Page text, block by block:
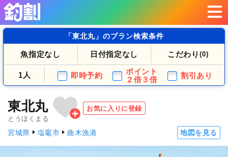
「東北丸」のプラン検索条件
魚指定なし 日付指定なし こだわり (0)
1人 即時予約
ポイント
２倍３倍
割引あり
東北丸
とうほくまる
お気に入りに登録
宮城県 塩竈市 曲木漁港 地図を見る